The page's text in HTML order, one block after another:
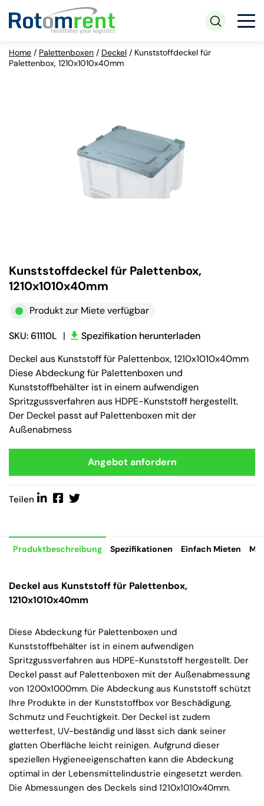
Home / Palettenboxen / Deckel / Kunststoffdeckel für
Palettenbox, 1210x1010x40mm
Kunststoffdeckel für Palettenbox,
1210x1010x40mm
Produkt zur Miete verfügbar
SKU: 61110L |
Spezifikation herunterladen
Deckel aus Kunststoff für Palettenbox, 1210x1010x40mm
Diese Abdeckung für Palettenboxen und
Kunststoffbehälter ist in einem aufwendigen
Spritzgussverfahren aus HDPE-Kunststoff hergestellt.
Der Deckel passt auf Palettenboxen mit der
Außenabmess
Angebot anfordern
Teilen
Produktbeschreibung Spezifikationen Einfach Mieten
Deckel aus Kunststoff für Palettenbox,
1210x1010x40mm
Diese Abdeckung für Palettenboxen und
Kunststoffbehälter ist in einem aufwendigen
Spritzgussverfahren aus HDPE-Kunststoff hergestellt. Der
Deckel passt auf Palettenboxen mit der Außenabmessung
von 1200x1000mm. Die Abdeckung aus Kunststoff schützt
Ihre Produkte in der Kunststoffbox vor Beschädigung,
Schmutz und Feuchtigkeit. Der Deckel ist zudem
wetterfest, UV-beständig und lässt sich dank seiner
glatten Oberfläche leicht reinigen. Aufgrund dieser
speziellen Hygieneeigenschaften kann die Abdeckung
optimal in der Lebensmittelindustrie eingesetzt werden.
Die Abmessungen des Deckels sind 1210x1010x40mm.